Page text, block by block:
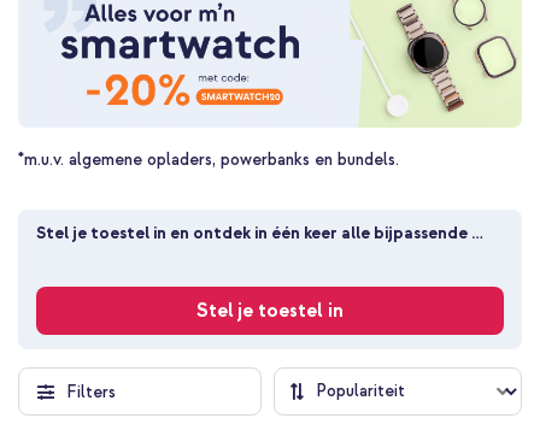
*m.u.v. algemene opladers, powerbanks en bundels.
Stel je toestel in en ontdek in één keer alle bijpassende
Stel je toestel in
Filters